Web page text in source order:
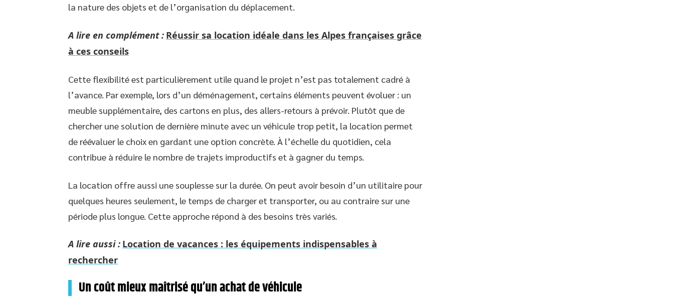
la nature des objets et de l’organisation du déplacement.
A lire en complément : Réussir sa location idéale dans les Alpes françaises grâce
à ces conseils
Cette flexibilité est particulièrement utile quand le projet n’est pas totalement cadré à
l’avance. Par exemple, lors d’un déménagement, certains éléments peuvent évoluer : un
meuble supplémentaire, des cartons en plus, des allers-retours à prévoir. Plutôt que de
chercher une solution de dernière minute avec un véhicule trop petit, la location permet
de réévaluer le choix en gardant une option concrète. À l’échelle du quotidien, cela
contribue à réduire le nombre de trajets improductifs et à gagner du temps.
La location offre aussi une souplesse sur la durée. On peut avoir besoin d’un utilitaire pour
quelques heures seulement, le temps de charger et transporter, ou au contraire sur une
période plus longue. Cette approche répond à des besoins très variés.
A lire aussi : Location de vacances : les équipements indispensables à
rechercher
Un coût mieux maîtrisé qu’un achat de véhicule